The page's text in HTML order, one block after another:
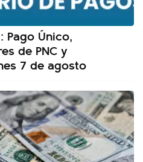
Pago Único,
de PNC y
7 de agosto